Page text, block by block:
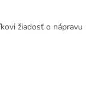
žiadosť o nápravu